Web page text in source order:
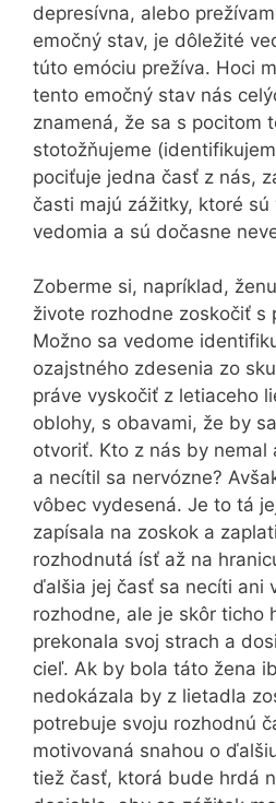
depresívna, alebo
emočný stav, je dôležité
túto emóciu prežíva. Hoci
tento emočný stav nás
znamená, že sa s pocitom
stotožňujeme
pociťuje jedna časť z nás,
časti majú zážitky, ktoré
vedomia a sú dočasne
Zoberme si, napríklad,
živote rozhodne zoskočiť s
Možno sa vedome
ozajstného zdesenia zo
práve vyskočiť z letiaceho
oblohy, s obavami, že by
otvoriť. Kto z nás by nemal
a necítil sa nervózne?
vôbec vydesená. Je to tá
zapísala na zoskok a
rozhodnutá ísť až na
ďalšia jej časť sa necíti ani
rozhodne, ale je skôr ticho
prekonala svoj strach a
cieľ. Ak by bola táto žena
nedokázala by z lietadla
potrebuje svoju rozhodnú
motivovaná snahou o
tiež časť, ktorá bude hrdá